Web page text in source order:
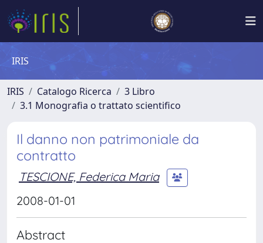
IRIS
IRIS Catalogo Ricerca
3 Libro
3.1 Monografia o trattato scientifico
Il danno non patrimoniale da
contratto
TESCIONE, Federica Maria
2008-01-01
Abstract